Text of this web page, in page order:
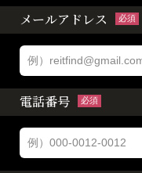
メールアドレス 必須
電話番号 必須